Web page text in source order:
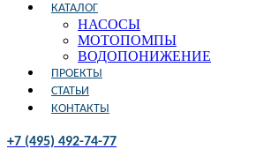
КАТАЛОГ
НАСОСЫ
МОТОПОМПЫ
ВОДОПОНИЖЕНИЕ
ПРОЕКТЫ
СТАТЬИ
КОНТАКТЫ
+7 (495) 492-74-77